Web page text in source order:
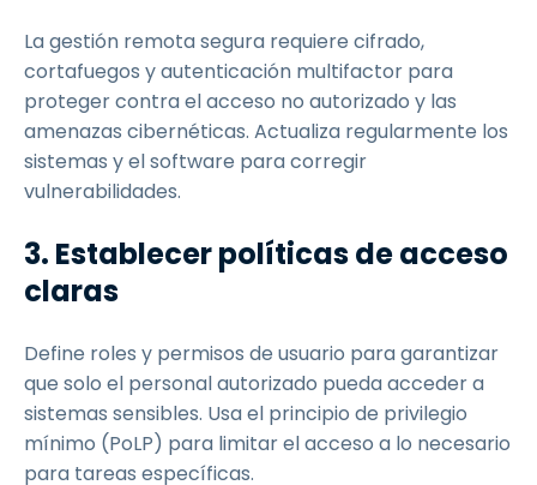
La gestión remota segura requiere cifrado,
cortafuegos y autenticación multifactor para
proteger contra el acceso no autorizado y las
amenazas cibernéticas. Actualiza regularmente los
sistemas y el software para corregir
vulnerabilidades.
3. Establecer políticas de acceso
claras
Define roles y permisos de usuario para garantizar
que solo el personal autorizado pueda acceder a
sistemas sensibles. Usa el principio de privilegio
mínimo (PoLP) para limitar el acceso a lo necesario
para tareas específicas.